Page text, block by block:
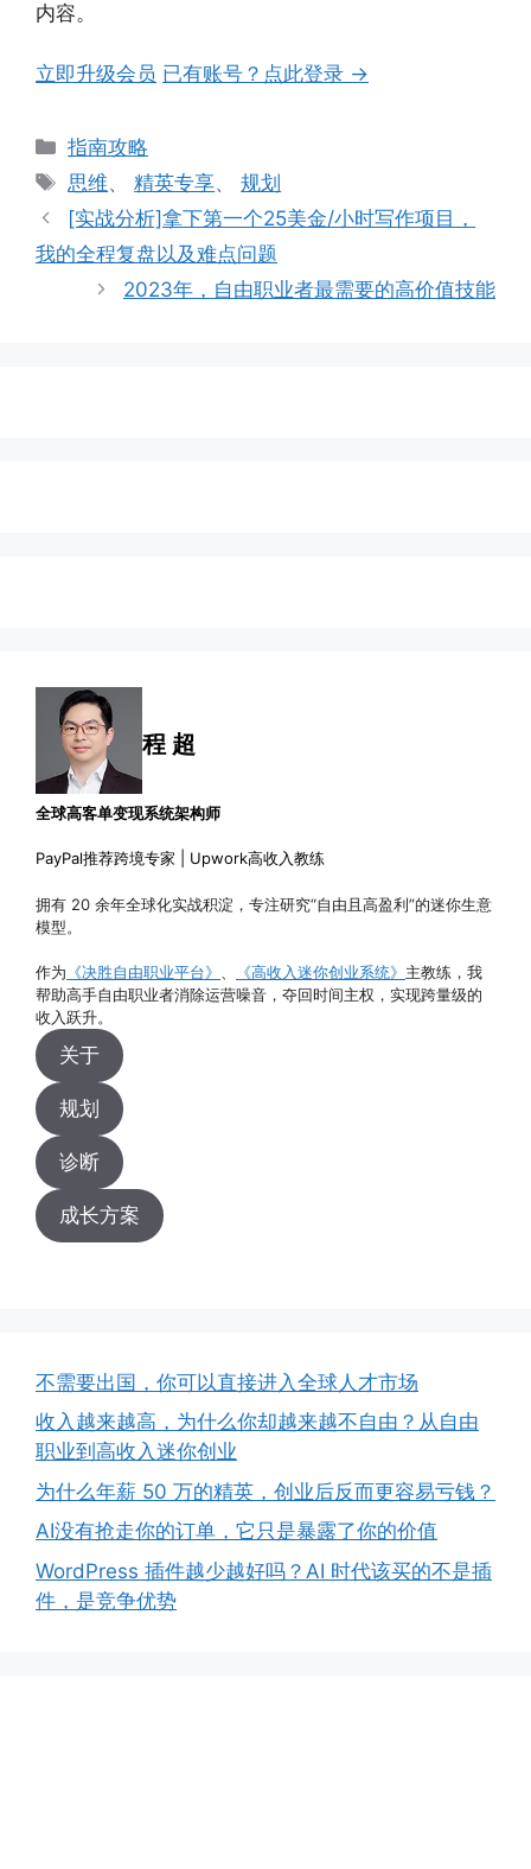
内容。
立即升级会员 已有账号？点此登录 →
分
类
指南攻略
标
签
思维、精英专享、规划
[实战分析]拿下第一个25美金/小时写作项目，
我的全程复盘以及难点问题
2023年，自由职业者最需要的高价值技能
程 超
全球高客单变现系统架构师
PayPal推荐跨境专家 | Upwork高收入教练
拥有 20 余年全球化实战积淀，专注研究“自由且高盈利”的迷你生意
模型。
作为 《决胜自由职业平台》 《高收入迷你创业系统》 主教练，我
帮助高手自由职业者消除运营噪音，夺回时间主权，实现跨量级的
收入跃升。
关于
规划
诊断
成长方案
不需要出国，你可以直接进入全球人才市场
收入越来越高，为什么你却越来越不自由？从自由
职业到高收入迷你创业
为什么年薪 50 万的精英，创业后反而更容易亏钱？
AI没有抢走你的订单，它只是暴露了你的价值
WordPress 插件越少越好吗？AI 时代该买的不是插
件，是竞争优势